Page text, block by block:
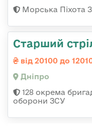
Морська Піхота
Старший
від 20100 до
Дніпро
128 окрема
оборони ЗСУ